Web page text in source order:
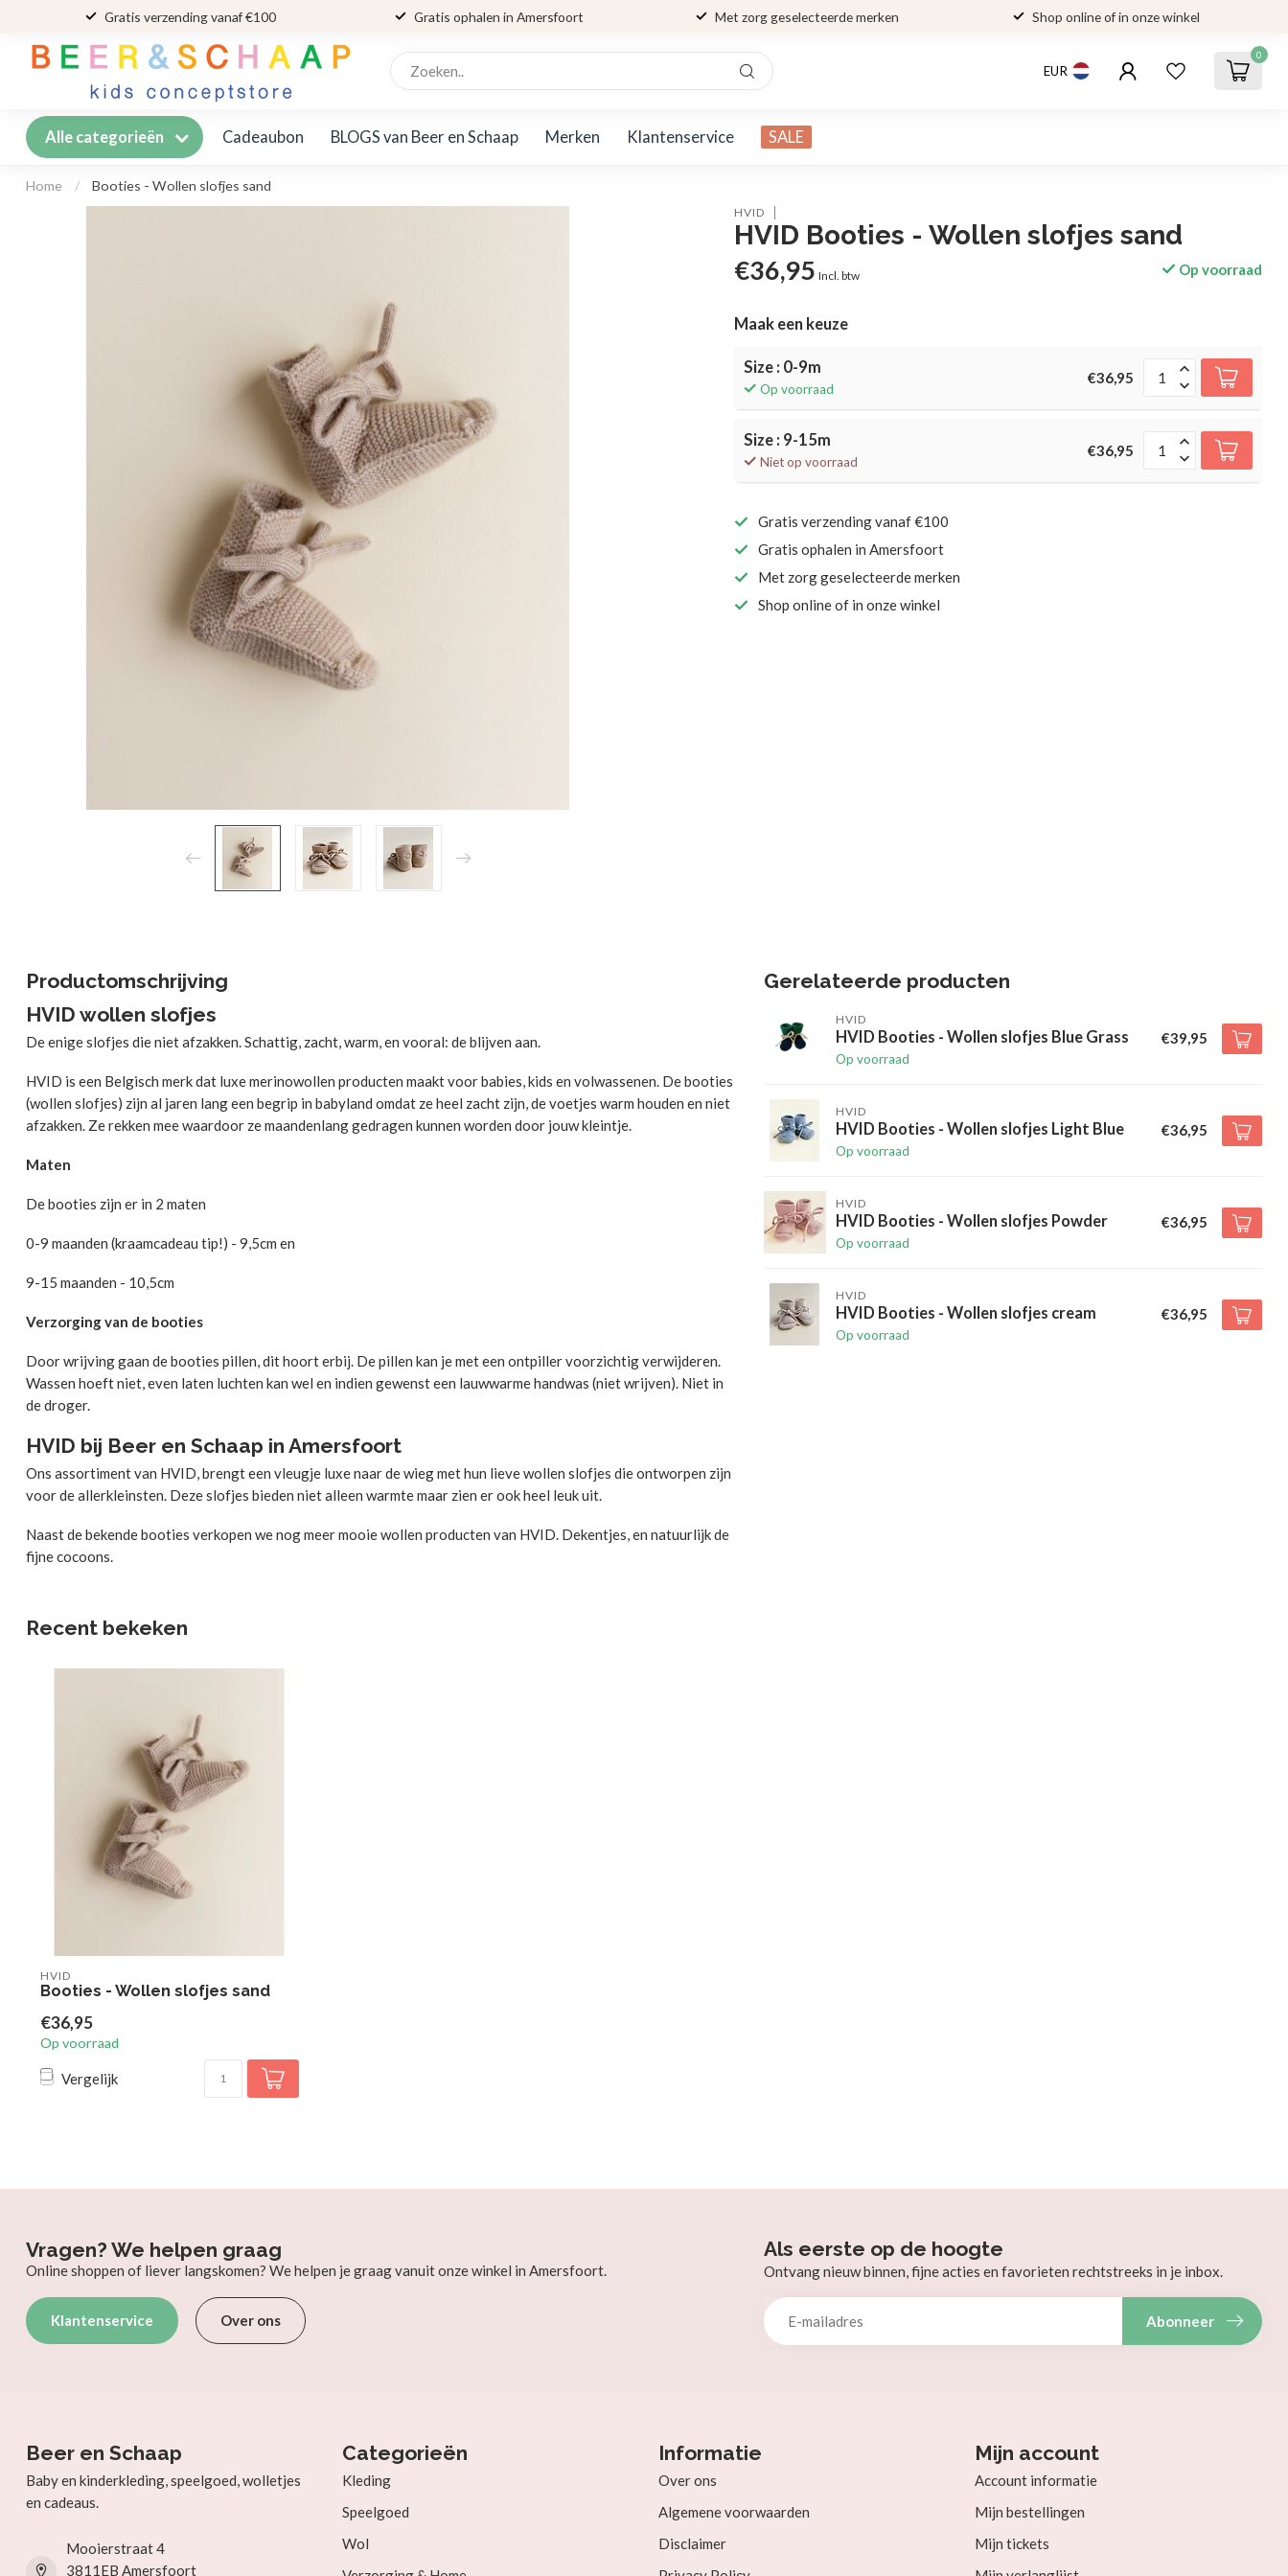
Gratis verzending vanaf €100 Gratis ophalen in Amersfoort Met zorg geselecteerde merken Shop online of in onze winkel
EUR
0
Alle categorieën Cadeaubon BLOGS van Beer en Schaap Merken Klantenservice SALE
Home / Booties - Wollen slofjes sand
HVID
HVID Booties - Wollen slofjes sand
€36,95 Incl. btw Op voorraad
Maak een keuze
Size : 0-9m
Op voorraad
€36,95
Size : 9-15m
Niet op voorraad
€36,95
Gratis verzending vanaf €100
Gratis ophalen in Amersfoort
Met zorg geselecteerde merken
Shop online of in onze winkel
Productomschrijving
HVID wollen slofjes
De enige slofjes die niet afzakken. Schattig, zacht, warm, en vooral: de blijven aan.
HVID is een Belgisch merk dat luxe merinowollen producten maakt voor babies, kids en volwassenen. De booties
(wollen slofjes) zijn al jaren lang een begrip in babyland omdat ze heel zacht zijn, de voetjes warm houden en niet
afzakken. Ze rekken mee waardoor ze maandenlang gedragen kunnen worden door jouw kleintje.
Maten
De booties zijn er in 2 maten
0-9 maanden (kraamcadeau tip!) - 9,5cm en
9-15 maanden - 10,5cm
Verzorging van de booties
Door wrijving gaan de booties pillen, dit hoort erbij. De pillen kan je met een ontpiller voorzichtig verwijderen.
Wassen hoeft niet, even laten luchten kan wel en indien gewenst een lauwwarme handwas (niet wrijven). Niet in
de droger.
HVID bij Beer en Schaap in Amersfoort
Ons assortiment van HVID, brengt een vleugje luxe naar de wieg met hun lieve wollen slofjes die ontworpen zijn
voor de allerkleinsten. Deze slofjes bieden niet alleen warmte maar zien er ook heel leuk uit.
Naast de bekende booties verkopen we nog meer mooie wollen producten van HVID. Dekentjes, en natuurlijk de
fijne cocoons.
Gerelateerde producten
HVID
HVID Booties - Wollen slofjes Blue Grass
Op voorraad
€39,95
HVID
HVID Booties - Wollen slofjes Light Blue
Op voorraad
€36,95
HVID
HVID Booties - Wollen slofjes Powder
Op voorraad
€36,95
HVID
HVID Booties - Wollen slofjes cream
Op voorraad
€36,95
Recent bekeken
HVID
Booties - Wollen slofjes sand
€36,95
Op voorraad
Vergelijk
Vragen? We helpen graag
Online shoppen of liever langskomen? We helpen je graag vanuit onze winkel in Amersfoort.
Klantenservice Over ons
Als eerste op de hoogte
Ontvang nieuw binnen, fijne acties en favorieten rechtstreeks in je inbox.
Abonneer
Beer en Schaap
Baby en kinderkleding, speelgoed, wolletjes
en cadeaus.
Mooierstraat 4
3811EB Amersfoort
Categorieën
Kleding
Speelgoed
Wol
Informatie
Over ons
Algemene voorwaarden
Disclaimer
Mijn account
Account informatie
Mijn bestellingen
Mijn tickets